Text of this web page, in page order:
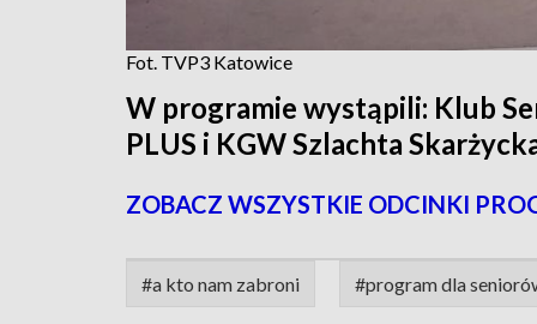
Fot. TVP3 Katowice
W programie wystąpili: Klub
PLUS i KGW Szlachta
ZOBACZ WSZYSTKIE ODCINKI
#a kto nam zabroni #program dla